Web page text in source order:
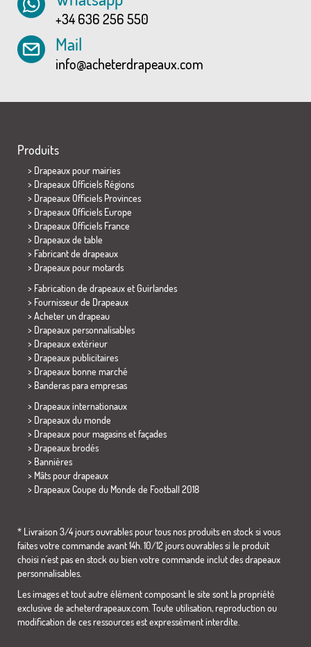
+34 636 256 550
Mail
info@acheterdrapeaux.com
Produits
> Drapeaux pour mairies
> Drapeaux Officiels Régions
> Drapeaux Officiels Provinces
> Drapeaux Officiels Europe
> Drapeaux Officiels France
> Drapeaux de table
> Fabricant de drapeaux
> Drapeaux pour motards
> Fabrication de drapeaux et Guirlandes
> Fournisseur de Drapeaux
> Acheter un drapeau
> Drapeaux personnalisables
> Drapeaux extérieur
> Drapeaux publicitaires
> Drapeaux bonne marché
> Banderas para empresas
> Drapeaux internationaux
> Drapeaux du monde
> Drapeaux pour magasins et façades
> Drapeaux brodés
> Bannières
> Mâts pour drapeaux
> Drapeaux Coupe du Monde de Football 2018
* Livraison 3/4 jours ouvrables pour tous nos produits en stock si vous
faites votre commande avant 14h. 10/12 jours ouvrables si le produit
choisi n´est pas en stock ou bien votre commande inclut des drapeaux
personnalisables.
Les images et tout autre élément composant le site sont la propriété
exclusive de acheterdrapeaux.com. Toute utilisation, reproduction ou
modification de ces ressources est expressément interdite.